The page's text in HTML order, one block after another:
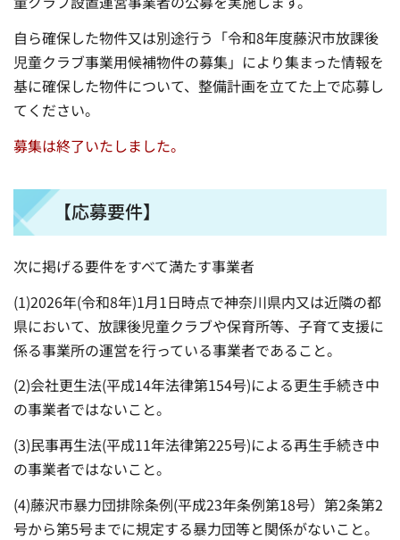
自ら確保した物件又は別途行う「令和8年度藤沢市放課後
児童クラブ事業用候補物件の募集」により集まった情報を
基に確保した物件について、整備計画を立てた上で応募し
てください。
募集は終了いたしました。
【応募要件】
次に掲げる要件をすべて満たす事業者
(1)2026年(令和8年)1月1日時点で神奈川県内又は近隣の都
県において、放課後児童クラブや保育所等、子育て支援に
係る事業所の運営を行っている事業者であること。
(2)会社更生法(平成14年法律第154号)による更生手続き中
の事業者ではないこと。
(3)民事再生法(平成11年法律第225号)による再生手続き中
の事業者ではないこと。
(4)藤沢市暴力団排除条例(平成23年条例第18号）第2条第2
号から第5号までに規定する暴力団等と関係がないこと。